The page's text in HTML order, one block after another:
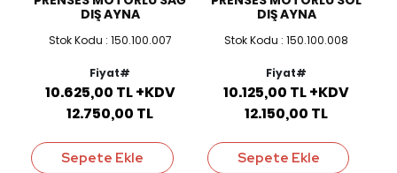
DIŞ AYNA
Stok Kodu : 150.100.007
Fiyat#
10.625,00 TL +KDV
12.750,00 TL
Sepete Ekle
DIŞ AYNA
Stok Kodu : 150.100.008
Fiyat#
10.125,00 TL +KDV
12.150,00 TL
Sepete Ekle